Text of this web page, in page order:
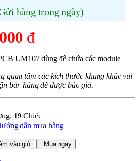
hàng trong ngày)
đ
UM107 dùng để chứa các module
quan tâm các kích thước khung khác vui
bán hàng để được báo giá.
19 Chiếc
dẫn mua hàng
vào giỏ Mua ngay